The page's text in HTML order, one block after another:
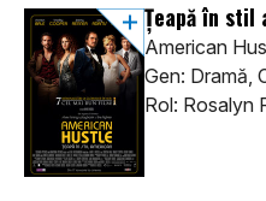
Țeapă în stil
American
Gen: Dramă,
Rol: Rosalyn